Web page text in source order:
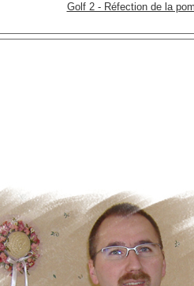
Golf 2 - Réfection de la